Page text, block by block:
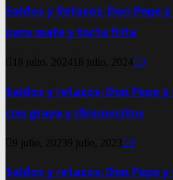
Saldos y Retazos: Don Pepe
puro mate y torta frita
18 julio, 2024 18 julio, 2024 0
Saldos y retazos: Don Pepe
con grapa y chismecitos
9 julio, 20239 julio, 2023 0
Saldos y retazos: Don Pepe